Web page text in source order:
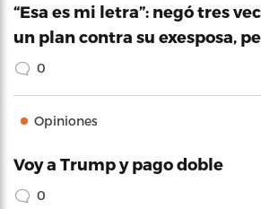
“Esa es mi letra”: negó tres
un plan contra su exesposa,
0
Opiniones
Voy a Trump y pago doble
0